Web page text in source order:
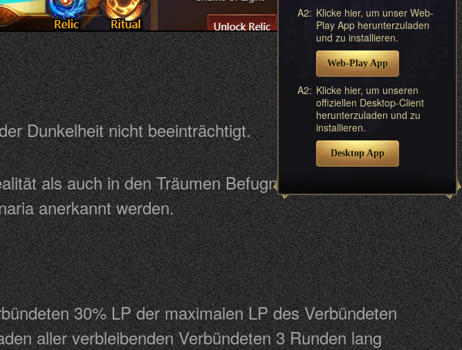
der Dunkelheit nicht beeinträchtigt.
als auch in den Träumen Befugnisse, die jedoch
anerkannt werden.
30% LP der maximalen LP des Verbündeten
aller verbleibenden Verbündeten 3 Runden lang
A2: Klicke hier, um unser Web-
Play App herunterzuladen
und zu installieren.
Web-Play App
A2: Klicke hier, um unseren
offiziellen Desktop-Client
herunterzuladen und zu
installieren.
Desktop App